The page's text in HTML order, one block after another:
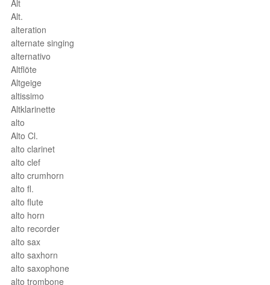
Alt
Alt.
alteration
alternate singing
alternativo
Altflöte
Altgeige
altissimo
Altklarinette
alto
Alto Cl.
alto clarinet
alto clef
alto crumhorn
alto fl.
alto flute
alto horn
alto recorder
alto sax
alto saxhorn
alto saxophone
alto trombone